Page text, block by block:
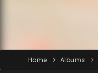
Home Albums